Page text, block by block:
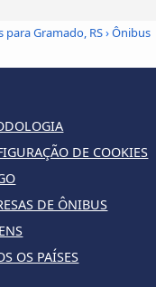
para Gramado, RS›Ônibus
DE COOKIES
DE ÔNIBUS
OS PAÍSES